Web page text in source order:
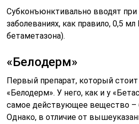
Субконъюнктивально вводят при
заболеваниях, как правило, 0,5
бетаметазона).
«Белодерм»
Первый препарат, который стоит
«Белодерм». У него, как и у
самое действующее вещество –
Однако, в отличие от